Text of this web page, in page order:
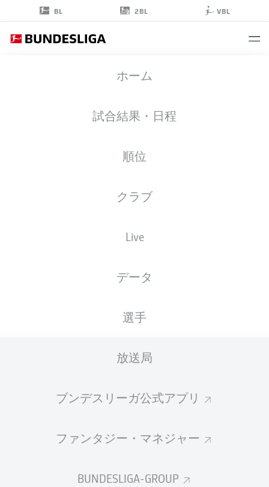
BL 2BL VBL
ホーム
試合結果・日程
順位
クラブ
Live
データ
選手
放送局
ブンデスリーガ公式アプリ
ファンタジー・マネジャー
BUNDESLIGA-GROUP
16.12.1988
2023/2024
統計 シーズン 2023/2024